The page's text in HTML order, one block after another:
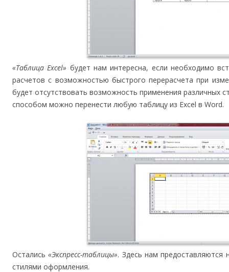
«Таблица Excel» будет нам интересна, если необходимо
расчетов с возможностью быстрого перерасчета при
будет отсутствовать возможность применения различных
способом можно перенести любую таблицу из Excel в Word.
Остались«Экспресс-таблицы». Здесь нам
стилями оформления.